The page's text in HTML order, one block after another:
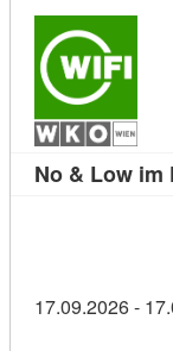
No & Low im
17.09.2026 -